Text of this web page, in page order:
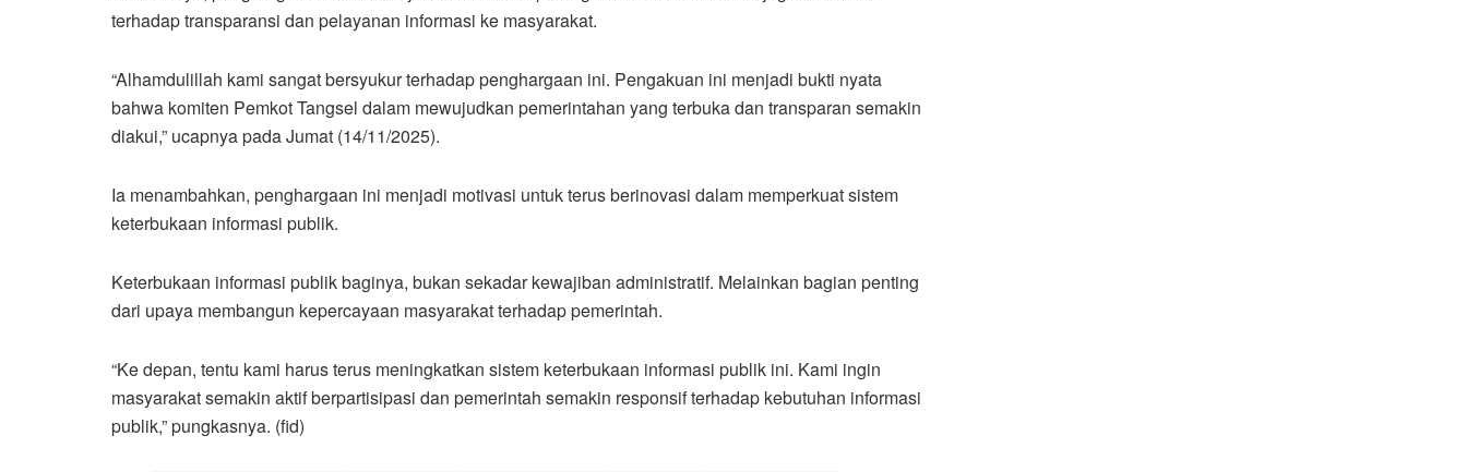
terhadap transparansi dan pelayanan informasi ke masyarakat.
“Alhamdulillah kami sangat bersyukur terhadap penghargaan ini. Pengakuan ini menjadi bukti nyata
bahwa komiten Pemkot Tangsel dalam mewujudkan pemerintahan yang terbuka dan transparan semakin
diakui,” ucapnya pada Jumat (14/11/2025).
Ia menambahkan, penghargaan ini menjadi motivasi untuk terus berinovasi dalam memperkuat sistem
keterbukaan informasi publik.
Keterbukaan informasi publik baginya, bukan sekadar kewajiban administratif. Melainkan bagian penting
dari upaya membangun kepercayaan masyarakat terhadap pemerintah.
“Ke depan, tentu kami harus terus meningkatkan sistem keterbukaan informasi publik ini. Kami ingin
masyarakat semakin aktif berpartisipasi dan pemerintah semakin responsif terhadap kebutuhan informasi
publik,” pungkasnya. (fid)